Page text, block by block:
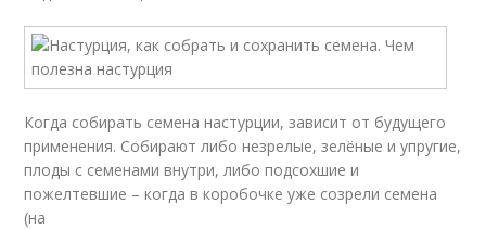
Когда собирать семена настурции, зависит от будущего
применения. Собирают либо незрелые, зелёные и упругие,
плоды с семенами внутри, либо подсохшие и
пожелтевшие – когда в коробочке уже созрели семена
(на